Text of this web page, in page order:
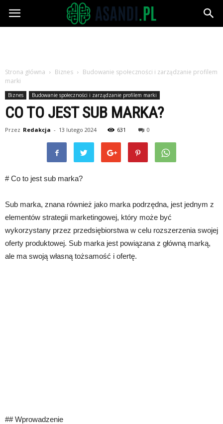
Asandi.pl
Strona główna Biznes
Budowanie społeczności i zarządzanie profilem
marki
Biznes Budowanie społeczności i zarządzanie profilem marki
CO TO JEST SUB MARKA?
Przez Redakcja - 13 lutego 2024 631 0
# Co to jest sub marka?
Sub marka, znana również jako marka podrzędna, jest jednym z
elementów strategii marketingowej, który może być
wykorzystany przez przedsiębiorstwa w celu rozszerzenia swojej
oferty produktowej. Sub marka jest powiązana z główną marką,
ale ma swoją własną tożsamość i ofertę.
## Wprowadzenie